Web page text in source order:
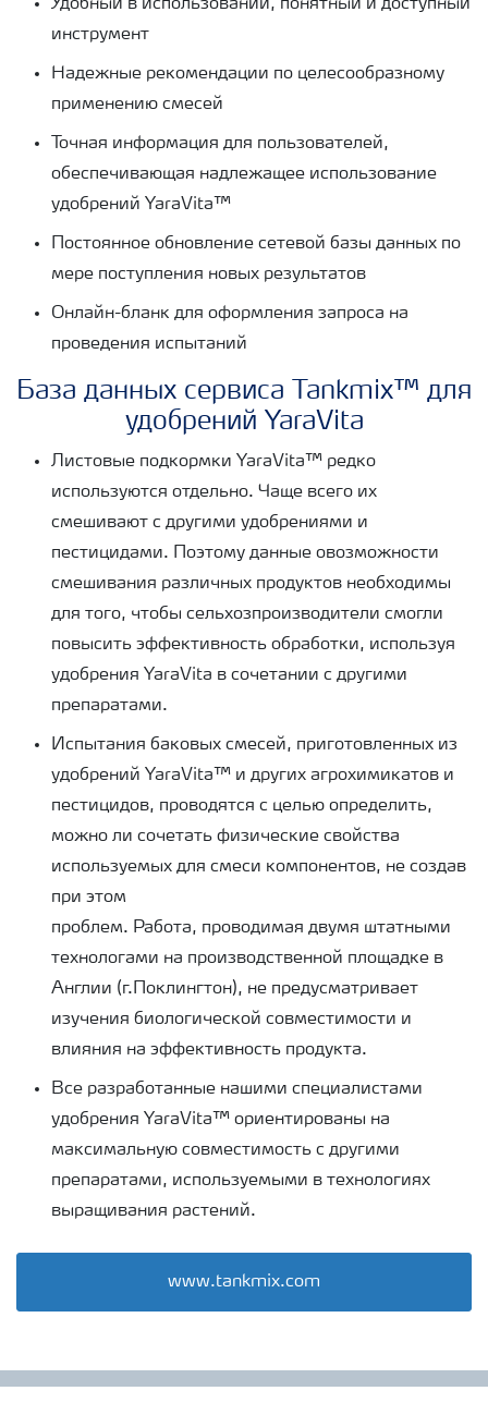
Удобный в использовании, понятный и доступный
инструмент
Надежные рекомендации по целесообразному
применению смесей
Точная информация для пользователей,
обеспечивающая надлежащее использование
удобрений YaraVita™
Постоянное обновление сетевой базы данных по
мере поступления новых результатов
Онлайн-бланк для оформления запроса на
проведения испытаний
База данных сервиса Tankmix™ для
удобрений YaraVita
Листовые подкормки YaraVita™ редко
используются отдельно. Чаще всего их
смешивают с другими удобрениями и
пестицидами. Поэтому данные овозможности
смешивания различных продуктов необходимы
для того, чтобы сельхозпроизводители смогли
повысить эффективность обработки, используя
удобрения YaraVita в сочетании с другими
препаратами.
Испытания баковых смесей, приготовленных из
удобрений YaraVita™ и других агрохимикатов и
пестицидов, проводятся с целью определить,
можно ли сочетать физические свойства
используемых для смеси компонентов, не создав
при этом
проблем. Работа, проводимая двумя штатными
технологами на производственной площадке в
Англии (г.Поклингтон), не предусматривает
изучения биологической совместимости и
влияния на эффективность продукта.
Все разработанные нашими специалистами
удобрения YaraVita™ ориентированы на
максимальную совместимость с другими
препаратами, используемыми в технологиях
выращивания растений.
www.tankmix.com